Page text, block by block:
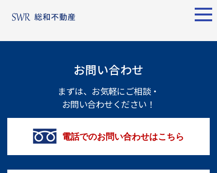
名古屋エリア
物件検索
物件一覧
物件検索
エリア別
名古屋エリア
不動産売却
について
購入希望者
情報一覧
東京エリア
売却サポート
シーンごとの売却
売り方のメリット・デメ
売却実績
戸建てを高く売るための
ポイント
お問い合わせ
まずは、お気軽にご相談・
お問い合わせください！
電話でのお問い合わせはこちら